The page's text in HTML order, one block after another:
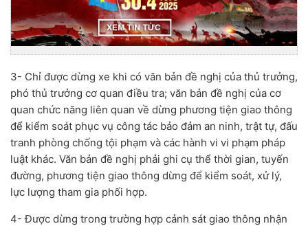
3- Chỉ được dừng xe khi có văn bản đề nghị của thủ trưởng,
phó thủ trưởng cơ quan điều tra; văn bản đề nghị của cơ
quan chức năng liên quan về dừng phương tiện giao thông
để kiểm soát phục vụ công tác bảo đảm an ninh, trật tự, đấu
tranh phòng chống tội phạm và các hành vi vi phạm pháp
luật khác. Văn bản đề nghị phải ghi cụ thể thời gian, tuyến
đường, phương tiện giao thông dừng để kiểm soát, xử lý,
lực lượng tham gia phối hợp.
4- Được dừng trong trường hợp cảnh sát giao thông nhận